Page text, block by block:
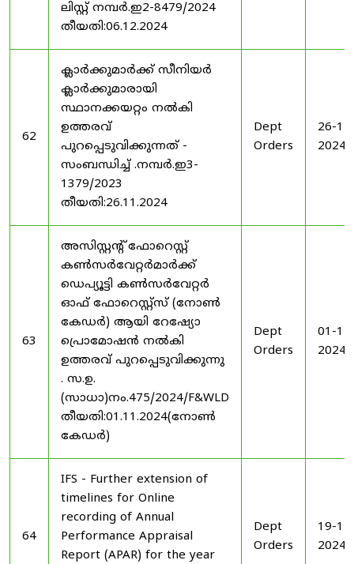
ലിസ്റ്റ് നമ്പർ.ഇ2-8479/2024
തീയതി:06.12.2024
62
ക്ലാർക്കുമാർക്ക് സീനിയർ
ക്ലാർക്കുമാരായി
സ്ഥാനക്കയറ്റം നൽകി
ഉത്തരവ്
പുറപ്പെടുവിക്കുന്നത് -
സംബന്ധിച്ച് .നമ്പർ.ഇ3-
1379/2023
തീയതി:26.11.2024
Dept
Orders
26-
2024
63
അസിസ്റ്റന്റ് ഫോറെസ്റ്റ്
കൺസർവേറ്റർമാർക്ക്
ഡെപ്യൂട്ടി കൺസർവേറ്റർ
ഓഫ് ഫോറെസ്റ്റ്സ് (നോൺ
കേഡർ) ആയി റേഷ്യോ
പ്രൊമോഷൻ നൽകി
ഉത്തരവ് പുറപ്പെടുവിക്കുന്നു
. സ.ഉ.
(സാധാ)നം.475/2024/F&WLD
തീയതി:01.11.2024(നോൺ
കേഡർ)
Dept
Orders
01-
2024
64
IFS - Further extension of
timelines for Online
recording of Annual
Performance Appraisal
Report (APAR) for the year
Dept
Orders
19-
2024